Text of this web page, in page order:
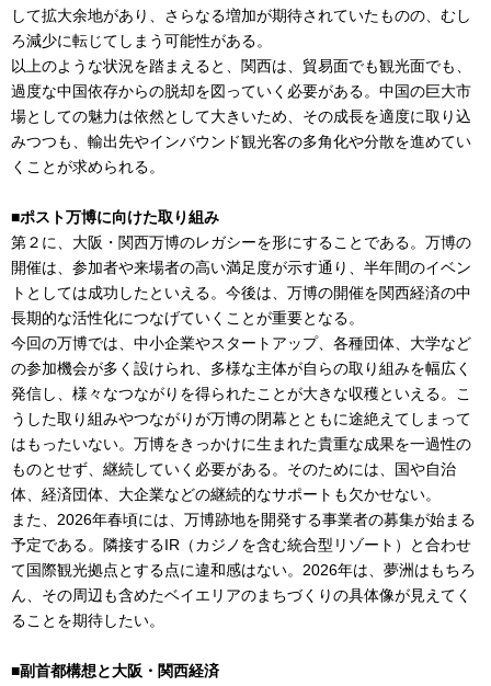
して拡大余地があり、さらなる増加が期待されていたものの、むし
ろ減少に転じてしまう可能性がある。
以上のような状況を踏まえると、関西は、貿易面でも観光面でも、
過度な中国依存からの脱却を図っていく必要がある。中国の巨大市
場としての魅力は依然として大きいため、その成長を適度に取り込
みつつも、輸出先やインバウンド観光客の多角化や分散を進めてい
くことが求められる。
■ポスト万博に向けた取り組み
第２に、大阪・関西万博のレガシーを形にすることである。万博の
開催は、参加者や来場者の高い満足度が示す通り、半年間のイベン
トとしては成功したといえる。今後は、万博の開催を関西経済の中
長期的な活性化につなげていくことが重要となる。
今回の万博では、中小企業やスタートアップ、各種団体、大学など
の参加機会が多く設けられ、多様な主体が自らの取り組みを幅広く
発信し、様々なつながりを得られたことが大きな収穫といえる。こ
うした取り組みやつながりが万博の閉幕とともに途絶えてしまって
はもったいない。万博をきっかけに生まれた貴重な成果を一過性の
ものとせず、継続していく必要がある。そのためには、国や自治
体、経済団体、大企業などの継続的なサポートも欠かせない。
また、2026年春頃には、万博跡地を開発する事業者の募集が始まる
予定である。隣接するIR（カジノを含む統合型リゾート）と合わせ
て国際観光拠点とする点に違和感はない。2026年は、夢洲はもちろ
ん、その周辺も含めたベイエリアのまちづくりの具体像が見えてく
ることを期待したい。
■副首都構想と大阪・関西経済